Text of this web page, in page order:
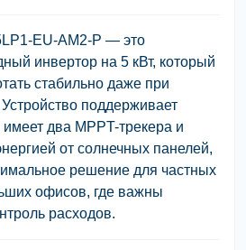
EU-AM2-P — это
инвертор на 5 кВт, который
стабильно даже при
поддерживает
два MPPT-трекера и
от солнечных панелей,
решение для частных
офисов, где важны
расходов.